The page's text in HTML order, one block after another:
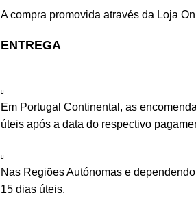
A compra promovida através da Loja
ENTREGA
Em Portugal Continental, as
úteis após a data do respectivo
Nas Regiões Autónomas e
15 dias úteis.